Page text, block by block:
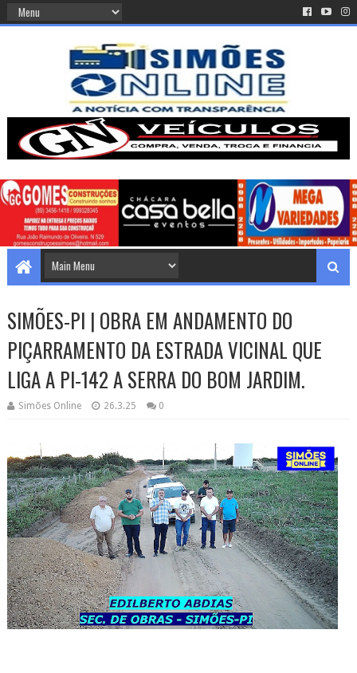
SIMÕES-PI | OBRA EM ANDAMENTO DO
PIÇARRAMENTO DA ESTRADA VICINAL QUE
LIGA A PI-142 A SERRA DO BOM JARDIM.
Simões Online 26.3.25 0